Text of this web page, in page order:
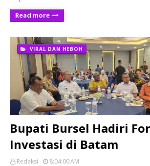
Read more
VIRAL DAN HEBOH
Bupati Bursel Hadiri
Investasi di Batam
Redaksi 8:04:00 AM